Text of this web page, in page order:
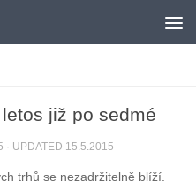
již po sedmé
· UPDATED 15.5.2015
trhů se nezadržitelně blíží.